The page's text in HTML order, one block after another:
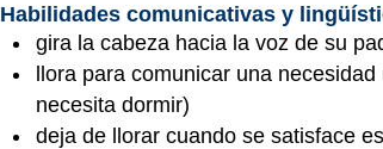
Habilidades comunicativas y
gira la cabeza hacia la voz de su
llora para comunicar una
necesita dormir)
deja de llorar cuando se satisface